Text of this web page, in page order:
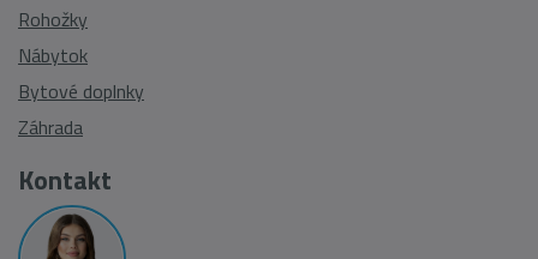
Rohožky
Nábytok
Bytové doplnky
Záhrada
Kontakt